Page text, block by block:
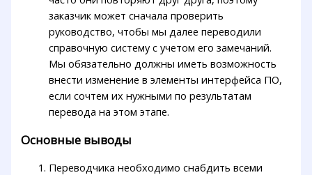
заказчик может сначала проверить
руководство, чтобы мы далее переводили
справочную систему с учетом его замечаний.
Мы обязательно должны иметь возможность
внести изменение в элементы интерфейса ПО,
если сочтем их нужными по результатам
перевода на этом этапе.
Основные выводы
Переводчика необходимо снабдить всеми